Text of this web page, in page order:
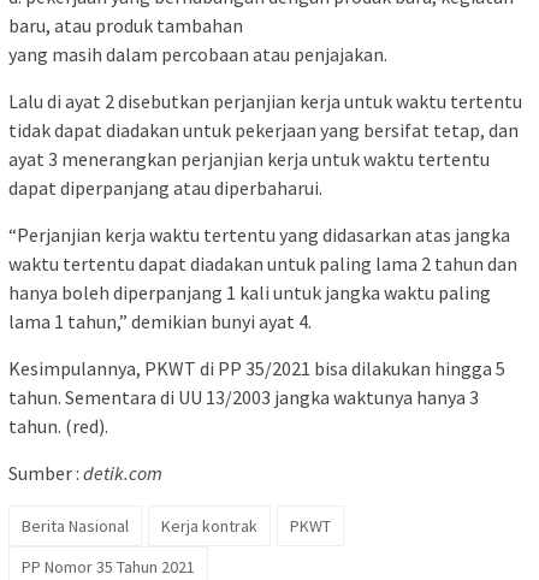
baru, atau produk tambahan
yang masih dalam percobaan atau penjajakan.
Lalu di ayat 2 disebutkan perjanjian kerja untuk waktu tertentu
tidak dapat diadakan untuk pekerjaan yang bersifat tetap, dan
ayat 3 menerangkan perjanjian kerja untuk waktu tertentu
dapat diperpanjang atau diperbaharui.
“Perjanjian kerja waktu tertentu yang didasarkan atas jangka
waktu tertentu dapat diadakan untuk paling lama 2 tahun dan
hanya boleh diperpanjang 1 kali untuk jangka waktu paling
lama 1 tahun,” demikian bunyi ayat 4.
Kesimpulannya, PKWT di PP 35/2021 bisa dilakukan hingga 5
tahun. Sementara di UU 13/2003 jangka waktunya hanya 3
tahun. (red).
Sumber : detik.com
Berita Nasional Kerja kontrak
PKWT
PP Nomor 35 Tahun 2021